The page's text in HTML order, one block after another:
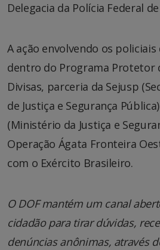
Delegacia da Polícia Federal
A ação envolvendo os policiais
dentro do Programa Protetor
Divisas, parceria da Sejusp
de Justiça e Segurança
(Ministério da Justiça e
Operação Ágata Fronteira
com o Exército Brasileiro.
O DOF mantém um canal
cidadão para tirar dúvidas,
denúncias anônimas, através